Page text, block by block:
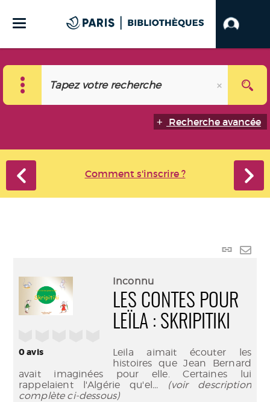
Recherche avancée
Comment s'inscrire ?
Lien
0avis
Inconnu
LES CONTES POUR
LEÏLA : SKRIPITIKI
Leila aimait écouter les
histoires que Jean Bernard
avait imaginées pour elle. Certaines lui
rappelaient l'Algérie qu'el... (voir description
complète ci-dessous)